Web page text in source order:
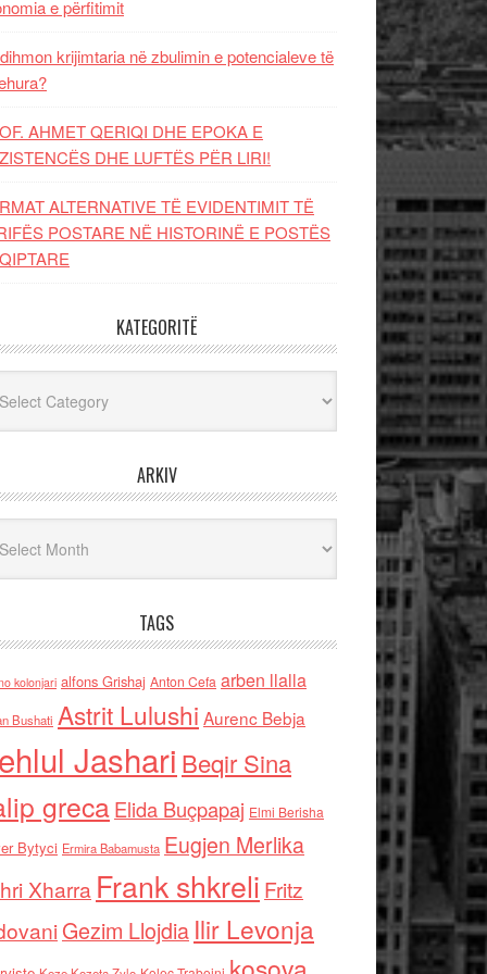
e përfitimit
krijimtaria në zbulimin e potencialeve të
AHMET QERIQI DHE EPOKA E
DHE LUFTЁS PЁR LIRI!
ALTERNATIVE TË EVIDENTIMIT TË
POSTARE NË HISTORINË E POSTËS
KATEGORITË
ARKIV
TAGS
kolonjari alfons Grishaj Anton Cefa arben llalla
Bushati Astrit Lulushi Aurenc Bebja
Jashari Beqir Sina
grecaElida Buçpapaj Elmi Berisha
Bytyci Ermira Babamusta Eugjen Merlika
Xharra Frank shkreli Fritz
Gezim Llojdia Ilir Levonja